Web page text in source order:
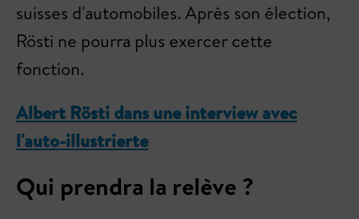
suisses d'automobiles. Après son élection,
Rösti ne pourra plus exercer cette
fonction.
Albert Rösti dans une interview avec
l'auto-illustrierte
Qui prendra la relève ?